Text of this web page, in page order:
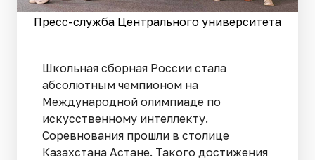
Пресс-служба Центрального университета
Школьная сборная России стала
абсолютным чемпионом на
Международной олимпиаде по
искусственному интеллекту.
Соревнования прошли в столице
Казахстана Астане. Такого достижения